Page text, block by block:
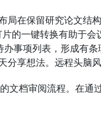
在保留研究论文结
的一键转换有助于会
事项列表，形成有条
享想法。远程头脑风
文档审阅流程。在通